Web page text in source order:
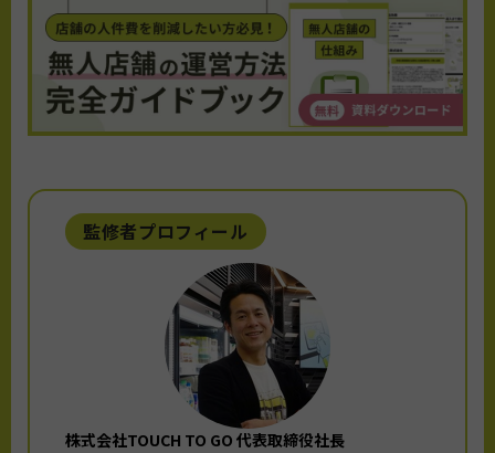
監修者プロフィール
株式会社TOUCH TO GO 代表取締役社長